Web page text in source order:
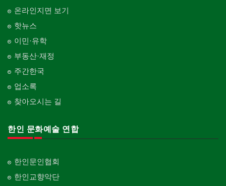
온라인지면 보기
핫뉴스
이민·유학
부동산·재정
주간한국
업소록
찾아오시는 길
한인 문화예술 연합
한인문인협회
한인교향악단